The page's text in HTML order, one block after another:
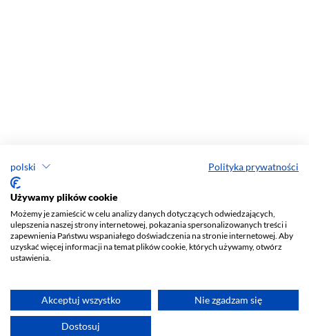
polski Polityka prywatności
Używamy plików cookie
Możemy je zamieścić w celu analizy danych dotyczących odwiedzających,
ulepszenia naszej strony internetowej, pokazania spersonalizowanych treści i
zapewnienia Państwu wspaniałego doświadczenia na stronie internetowej. Aby
uzyskać więcej informacji na temat plików cookie, których używamy, otwórz
ustawienia.
Akceptuj wszystko Nie zgadzam się
Dostosuj